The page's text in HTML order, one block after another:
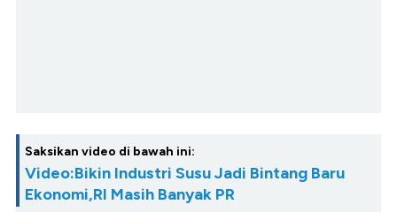
Saksikan video di bawah ini:
Video:Bikin Industri Susu Jadi Bintang Baru
Ekonomi,RI Masih Banyak PR